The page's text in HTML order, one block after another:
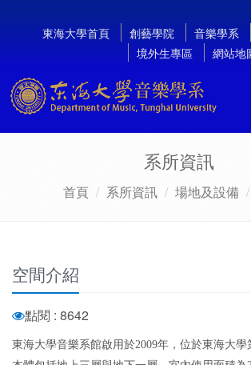
東海大學首頁 創藝學院 音樂學系
境外生專區
網站地
系所資訊
首頁 系所資訊 場地及設備
空間介紹
點閱 : 8642
東海大學音樂系館啟用於2009年，位於東海大